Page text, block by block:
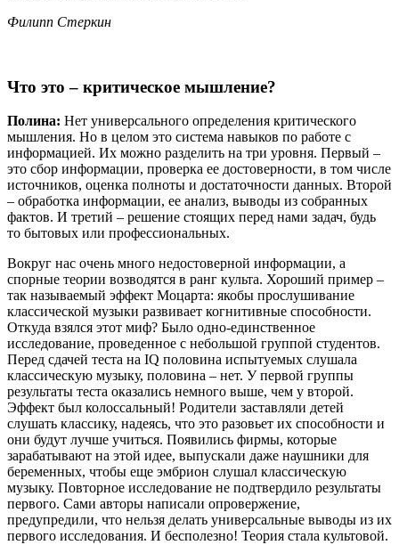
Филипп Стеркин
Что это – критическое мышление?
Полина: Нет универсального определения критического
мышления. Но в целом это система навыков по работе с
информацией. Их можно разделить на три уровня. Первый –
это сбор информации, проверка ее достоверности, в том числе
источников, оценка полноты и достаточности данных. Второй
– обработка информации, ее анализ, выводы из собранных
фактов. И третий – решение стоящих перед нами задач, будь
то бытовых или профессиональных.
Вокруг нас очень много недостоверной информации, а
спорные теории возводятся в ранг культа. Хороший пример –
так называемый эффект Моцарта: якобы прослушивание
классической музыки развивает когнитивные способности.
Откуда взялся этот миф? Было одно-единственное
исследование, проведенное с небольшой группой студентов.
Перед сдачей теста на IQ половина испытуемых слушала
классическую музыку, половина – нет. У первой группы
результаты теста оказались немного выше, чем у второй.
Эффект был колоссальный! Родители заставляли детей
слушать классику, надеясь, что это разовьет их способности и
они будут лучше учиться. Появились фирмы, которые
зарабатывают на этой идее, выпускали даже наушники для
беременных, чтобы еще эмбрион слушал классическую
музыку. Повторное исследование не подтвердило результаты
первого. Сами авторы написали опровержение,
предупредили, что нельзя делать универсальные выводы из их
первого исследования. И бесполезно! Теория стала культовой.